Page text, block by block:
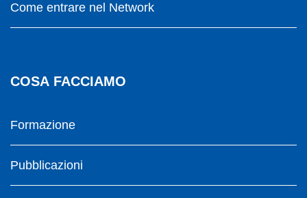
Come entrare nel Network
COSA FACCIAMO
Formazione
Pubblicazioni